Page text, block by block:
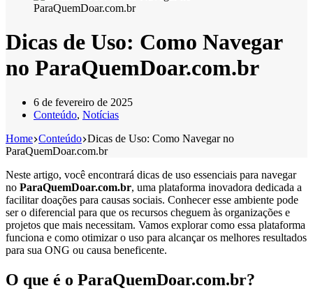
Dicas de Uso: Como Navegar
no ParaQuemDoar.com.br
6 de fevereiro de 2025
Conteúdo, Notícias
Home Conteúdo Dicas de Uso: Como Navegar no
ParaQuemDoar.com.br
Neste artigo, você encontrará dicas de uso essenciais para navegar
no ParaQuemDoar.com.br, uma plataforma inovadora dedicada a
facilitar doações para causas sociais. Conhecer esse ambiente pode
ser o diferencial para que os recursos cheguem às organizações e
projetos que mais necessitam. Vamos explorar como essa plataforma
funciona e como otimizar o uso para alcançar os melhores resultados
para sua ONG ou causa beneficente.
O que é o ParaQuemDoar.com.br?